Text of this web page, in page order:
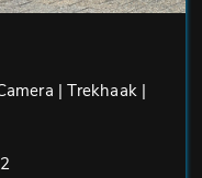
| Trekhaak |